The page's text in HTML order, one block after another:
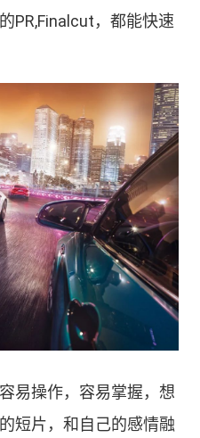
PR,Finalcut，都能快速
易操作，容易掌握，想
短片，和自己的感情融